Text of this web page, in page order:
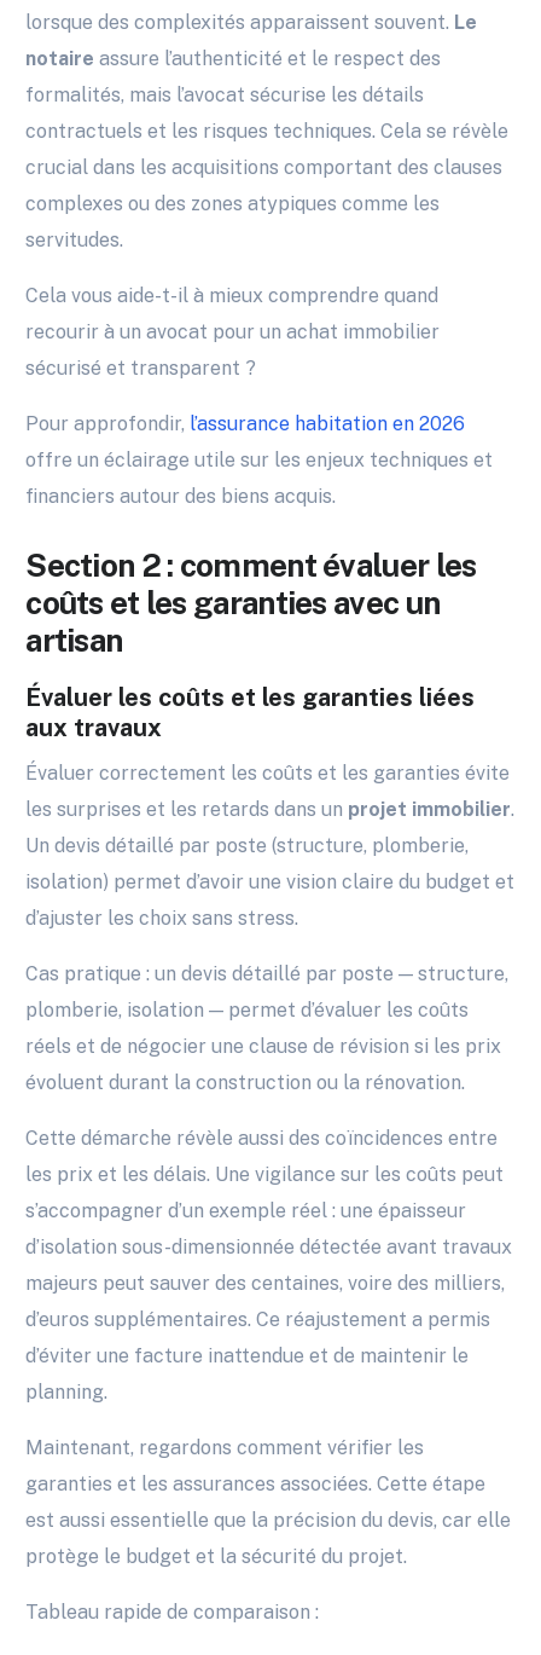
lorsque des complexités apparaissent souvent. Le
notaire assure l’authenticité et le respect des
formalités, mais l’avocat sécurise les détails
contractuels et les risques techniques. Cela se révèle
crucial dans les acquisitions comportant des clauses
complexes ou des zones atypiques comme les
servitudes.
Cela vous aide-t-il à mieux comprendre quand
recourir à un avocat pour un achat immobilier
sécurisé et transparent ?
Pour approfondir, l’assurance habitation en 2026
offre un éclairage utile sur les enjeux techniques et
financiers autour des biens acquis.
Section 2 : comment évaluer les
coûts et les garanties avec un
artisan
Évaluer les coûts et les garanties liées
aux travaux
Évaluer correctement les coûts et les garanties évite
les surprises et les retards dans un projet immobilier.
Un devis détaillé par poste (structure, plomberie,
isolation) permet d’avoir une vision claire du budget et
d’ajuster les choix sans stress.
Cas pratique : un devis détaillé par poste — structure,
plomberie, isolation — permet d’évaluer les coûts
réels et de négocier une clause de révision si les prix
évoluent durant la construction ou la rénovation.
Cette démarche révèle aussi des coïncidences entre
les prix et les délais. Une vigilance sur les coûts peut
s’accompagner d’un exemple réel : une épaisseur
d’isolation sous-dimensionnée détectée avant travaux
majeurs peut sauver des centaines, voire des milliers,
d’euros supplémentaires. Ce réajustement a permis
d’éviter une facture inattendue et de maintenir le
planning.
Maintenant, regardons comment vérifier les
garanties et les assurances associées. Cette étape
est aussi essentielle que la précision du devis, car elle
protège le budget et la sécurité du projet.
Tableau rapide de comparaison :